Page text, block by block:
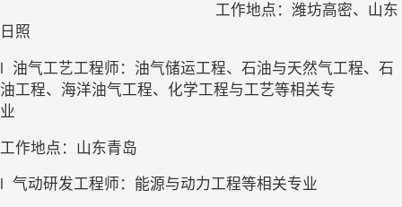
工作地点：潍坊高密、山东
日照
l 油气工艺工程师：油气储运工程、石油与天然气工程、石
油工程、海洋油气工程、化学工程与工艺等相关专
业
工作地点：山东青岛
l 气动研发工程师：能源与动力工程等相关专业